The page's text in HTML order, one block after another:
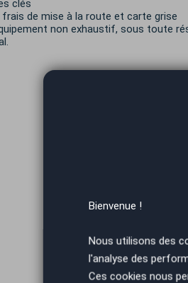
clés
frais de mise à la route et carte grise
non exhaustif, sous toute
Bienvenue !
Nous utilisons des
l'analyse des
Ces cookies nous